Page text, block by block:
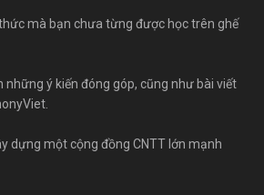
mà bạn chưa từng được học trên ghế
những ý kiến đóng góp, cũng như bài viết
dựng một cộng đồng CNTT lớn mạnh